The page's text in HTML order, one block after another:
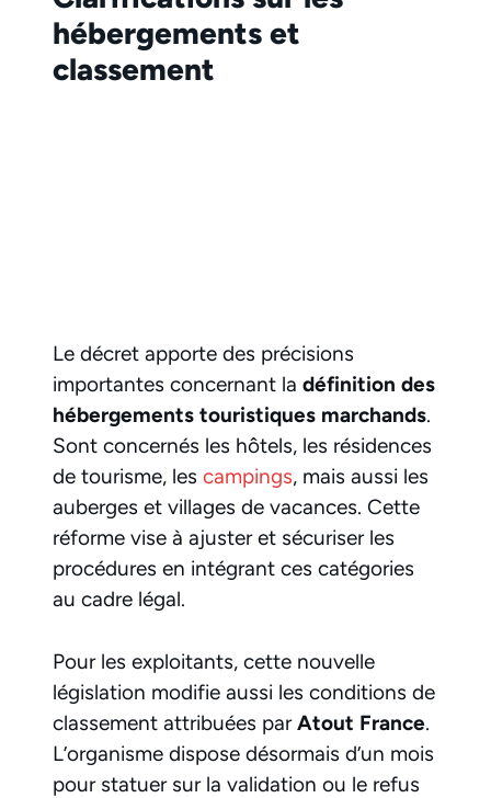
hébergements et
classement
Le décret apporte des précisions
importantes concernant la définition des
hébergements touristiques marchands.
Sont concernés les hôtels, les résidences
de tourisme, les campings, mais aussi les
auberges et villages de vacances. Cette
réforme vise à ajuster et sécuriser les
procédures en intégrant ces catégories
au cadre légal.
Pour les exploitants, cette nouvelle
législation modifie aussi les conditions de
classement attribuées parAtout France.
L’organisme dispose désormais d’un mois
pour statuer sur la validation ou le refus